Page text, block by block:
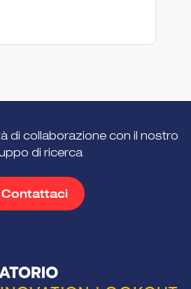
di collaborazione con il nostro
di ricerca
Contattaci